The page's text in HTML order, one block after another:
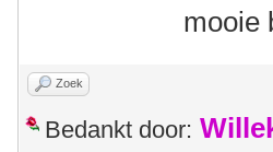
mooie
Zoek
Bedankt door: